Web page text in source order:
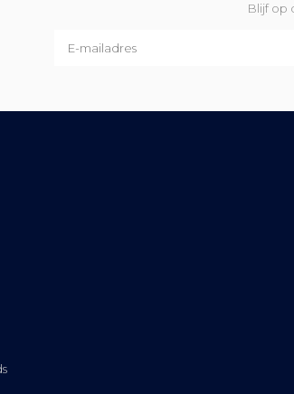
Blijf op